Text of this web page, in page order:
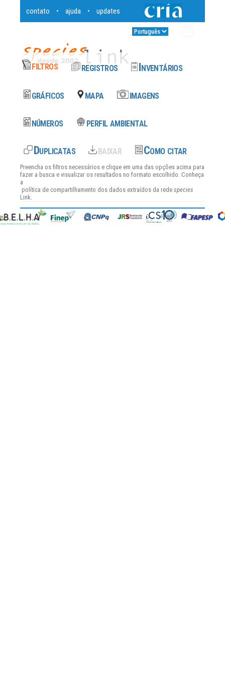
contato • ajuda • updates
Preencha os filtros necessários e clique em uma das opções acima para
fazer a busca e visualizar os resultados no formato escolhido. Conheça
a
política de compartilhamento dos dados extraídos da rede species
Link.